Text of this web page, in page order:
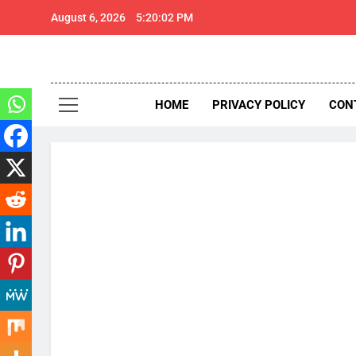
August 6, 2026 5:20:03 PM
Thar
HOME PRIVACY POLICY